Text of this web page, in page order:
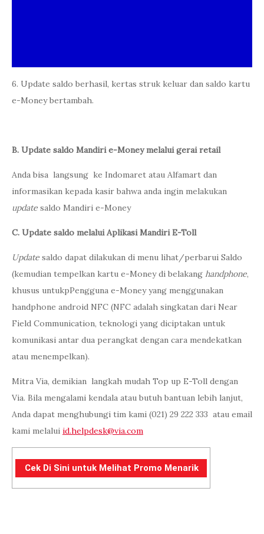
6. Update saldo berhasil, kertas struk keluar dan saldo kartu
e-Money bertambah.
B. Update saldo Mandiri e-Money melalui gerai retail
Anda bisa langsung ke Indomaret atau Alfamart dan
informasikan kepada kasir bahwa anda ingin melakukan
update saldo Mandiri e-Money
C. Update saldo melalui Aplikasi Mandiri E-Toll
Update saldo dapat dilakukan di menu lihat/perbarui Saldo
(kemudian tempelkan kartu e-Money di belakang handphone,
khusus untukpPengguna e-Money yang menggunakan
handphone android NFC (NFC adalah singkatan dari Near
Field Communication, teknologi yang diciptakan untuk
komunikasi antar dua perangkat dengan cara mendekatkan
atau menempelkan).
Mitra Via, demikian langkah mudah Top up E-Toll dengan
Via. Bila mengalami kendala atau butuh bantuan lebih lanjut,
Anda dapat menghubungi tim kami (021) 29 222 333 atau email
kami melalui id.helpdesk@via.com
Cek Di Sini untuk Melihat Promo Menarik